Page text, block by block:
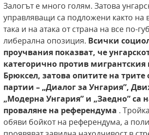
Залогът е много голям. Затова
управляващи са подложени както на
така и на атака от страна на все по-
либерална опозиция. Всички
проучвания показват, че
категорично против мигрантския
Брюксел, затова опитите на
партии – „Диалог за Унгария”,
„Модерна Унгария” и „Заедно” са
проваляне на референдума .
обяви бойкот на референдума, а